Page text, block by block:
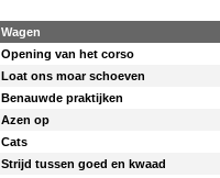
Wagen
Opening van het corso
Loat ons moar schoeven
Benauwde praktijken
Azen op
Cats
Strijd tussen goed en kwaad